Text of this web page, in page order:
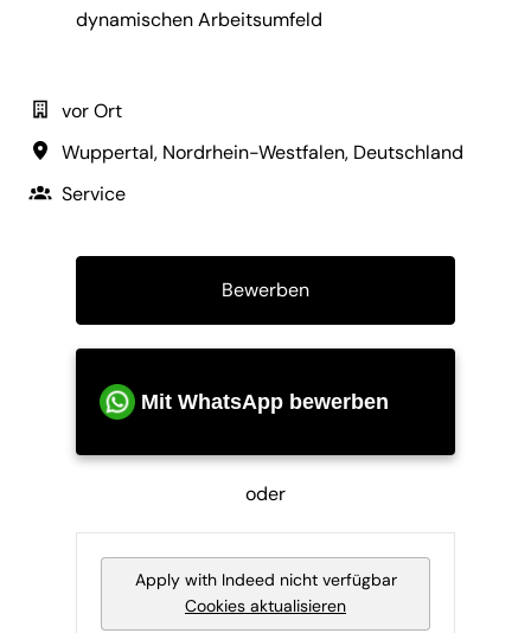
dynamischen Arbeitsumfeld
vor Ort
Wuppertal, Nordrhein-Westfalen, Deutschland
Service
Bewerben
Mit WhatsApp bewerben
oder
Apply with Indeed nicht verfügbar
Cookies aktualisieren